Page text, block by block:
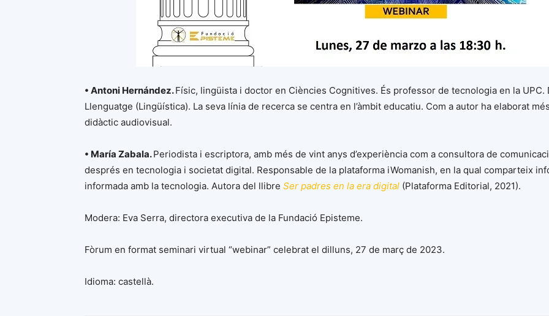
• Antoni Hernández.Físic, lingüista i doctor en Ciències Cognitives. És professor de tecnologia en la
Llenguatge (Lingüística). La seva línia de recerca se centra en l’àmbit educatiu. Com a autor ha elaborat
didàctic audiovisual.
• María Zabala.Periodista i escriptora, amb més de vint anys d’experiència com a consultora de
després en tecnologia i societat digital. Responsable de la plataforma iWomanish, en la qual comparteix
informada amb la tecnologia. Autora del llibre Ser padres en la era digital (Plataforma Editorial, 2021).
Modera: Eva Serra, directora executiva de la Fundació Episteme.
Fòrum en format seminari virtual “webinar” celebrat el dilluns, 27 de març de 2023.
Idioma: castellà.